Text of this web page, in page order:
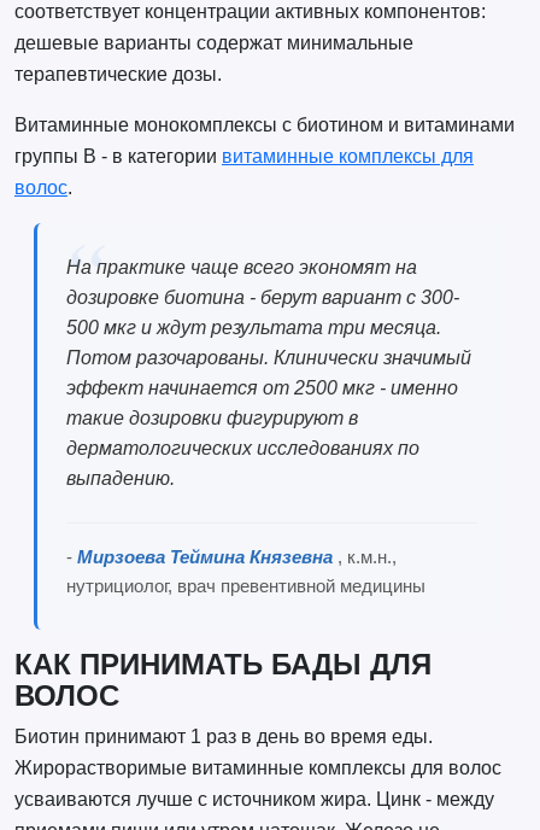
соответствует концентрации активных компонентов:
дешевые варианты содержат минимальные
терапевтические дозы.
Витаминные монокомплексы с биотином и витаминами
группы B - в категории витаминные комплексы для
волос.
На практике чаще всего экономят на
дозировке биотина - берут вариант с 300-
500 мкг и ждут результата три месяца.
Потом разочарованы. Клинически значимый
эффект начинается от 2500 мкг - именно
такие дозировки фигурируют в
дерматологических исследованиях по
выпадению.
- Мирзоева Теймина Князевна , к.м.н.,
нутрициолог, врач превентивной медицины
КАК ПРИНИМАТЬ БАДЫ ДЛЯ
ВОЛОС
Биотин принимают 1 раз в день во время еды.
Жирорастворимые витаминные комплексы для волос
усваиваются лучше с источником жира. Цинк - между